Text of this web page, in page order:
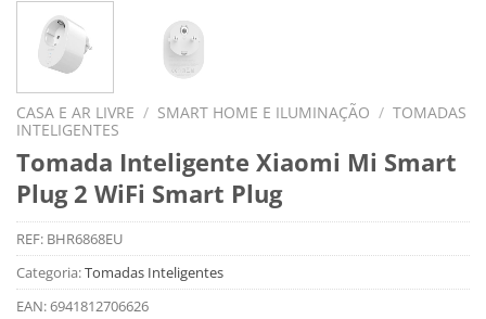
CASA E AR LIVRE / SMART HOME E ILUMINAÇÃO / TOMADAS
INTELIGENTES
Tomada Inteligente Xiaomi Mi Smart
Plug 2 WiFi Smart Plug
REF: BHR6868EU
Categoria:Tomadas Inteligentes
EAN:6941812706626